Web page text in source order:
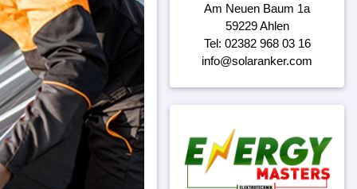
Am Neuen Baum 1a
59229 Ahlen
Tel: 02382 968 03 16
info@solaranker.com